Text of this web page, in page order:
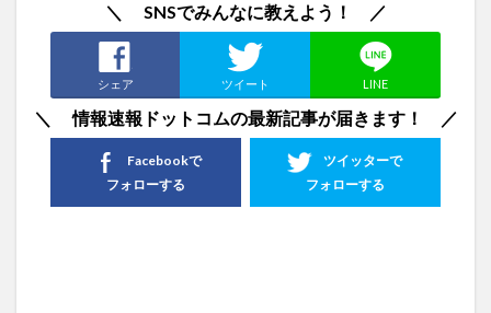
＼ SNSでみんなに教えよう！ ／
シェア ツイート LINE
＼ 情報速報ドットコムの最新記事が届きます！ ／
ツイッターで
フォローする
Facebookで
フォローする